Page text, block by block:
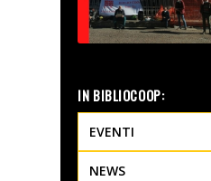
IN BIBLIOCOOP:
EVENTI
NEWS